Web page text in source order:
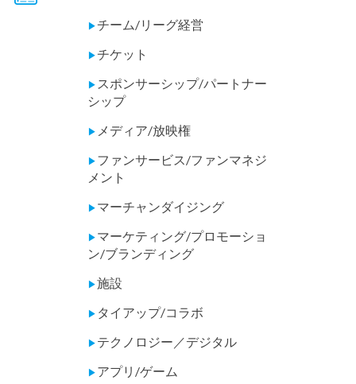
▶チーム/リーグ経営
▶チケット
▶ スポンサーシップ/パートナー
シップ
▶ メディア/放映権
▶ ファンサービス/ファンマネジ
メント
▶ マーチャンダイジング
▶ マーケティング/プロモーショ
ン/ブランディング
▶施設
▶ タイアップ/コラボ
▶ テクノロジー／デジタル
▶ アプリ/ゲーム